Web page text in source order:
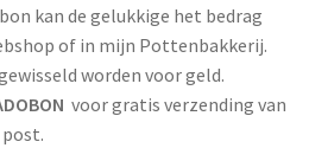
kan de gelukkige het bedrag
of in mijn Pottenbakkerij.
worden voor geld.
voor gratis verzending van